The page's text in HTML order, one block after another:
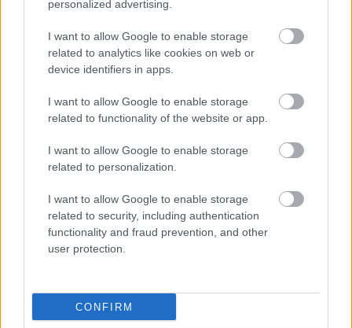
personalized advertising.
I want to allow Google to enable storage
related to analytics like cookies on web or
device identifiers in apps.
I want to allow Google to enable storage
related to functionality of the website or app.
I want to allow Google to enable storage
related to personalization.
I want to allow Google to enable storage
related to security, including authentication
functionality and fraud prevention, and other
user protection.
CONFIRM
Címkék:bkv villamos1 kelenfold bkk tomegko
eteleut
szeremiut hengermalomut
Ilyen is lehetne a Budavári Sikló
blog.hu facebook